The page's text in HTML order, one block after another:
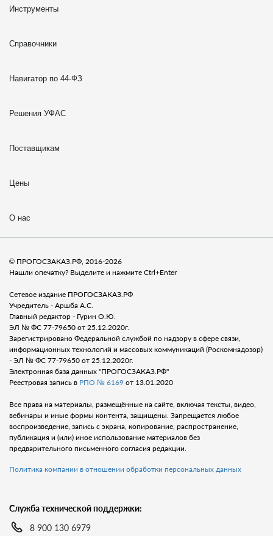
Инструменты
Справочники
Навигатор по 44-ФЗ
Решения УФАС
Поставщикам
Цены
О нас
© ПРОГОСЗАКАЗ.РФ, 2016-2026
Нашли опечатку? Выделите и нажмите Ctrl+Enter
Сетевое издание ПРОГОСЗАКАЗ.РФ
Учредитель - Аршба А.С.
Главный редактор - Гурин О.Ю.
ЭЛ № ФС 77-79650 от 25.12.2020г.
Зарегистрировано Федеральной службой по надзору в сфере связи,
информационных технологий и массовых коммуникаций (Роскомнадозор)
- ЭЛ № ФС 77-79650 от 25.12.2020г.
Электронная база данных "ПРОГОСЗАКАЗ.РФ"
Реестровая запись в РПО № 6169 от 13.01.2020
Все права на материалы, размещённые на сайте, включая тексты, видео,
вебинары и иные формы контента, защищены. Запрещается любое
воспроизведение, запись с экрана, копирование, распространение,
публикация и (или) иное использование материалов без
предварительного письменного согласия редакции.
Политика компании в отношении обработки персональных данных
Служба технической поддержки:
8 900 130 6979